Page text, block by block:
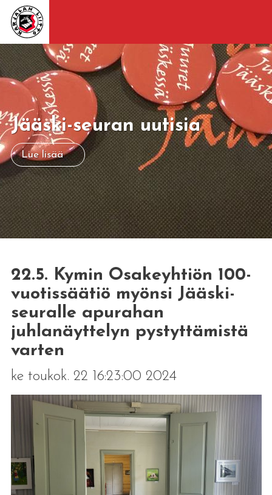
Jääski-seuran uutisia
Lue lisää
22.5. Kymin Osakeyhtiön 100-
vuotissäätiö myönsi Jääski-
seuralle apurahan
juhlanäyttelyn pystyttämistä
varten
ke toukok. 22 16:23:00 2024